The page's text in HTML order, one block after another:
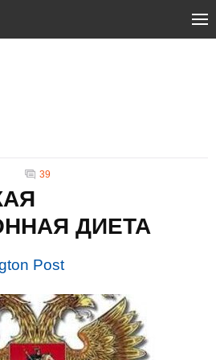
39
ДИЕТА
Post